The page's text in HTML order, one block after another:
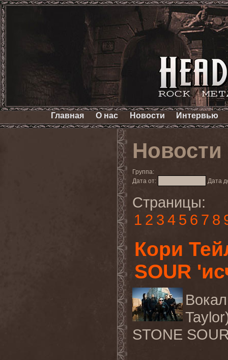
Главная О нас Новости Интервью
Новости
Группа:
Дата от:
Дата
Страницы:
1 2 3 4 5 6 7 8
Кори
SOUR
STONE